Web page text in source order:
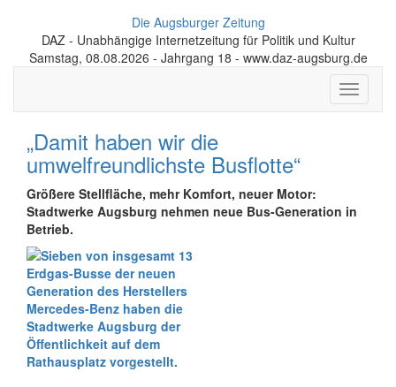
Die Augsburger Zeitung
DAZ - Unabhängige Internetzeitung für Politik und Kultur
Samstag, 08.08.2026 - Jahrgang 18 - www.daz-augsburg.de
Toggle
„Damit haben wir die
umwelfreundlichste Busflotte“
Größere Stellfläche, mehr Komfort, neuer Motor:
Stadtwerke Augsburg nehmen neue Bus-Generation in
Betrieb.